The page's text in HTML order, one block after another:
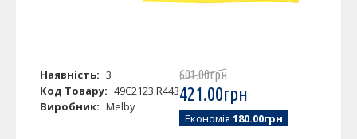
Наявність: 3
Код Товару: 49C2123.R443
Виробник: Melby
601.00грн
421.00грн
Економія 180.00грн